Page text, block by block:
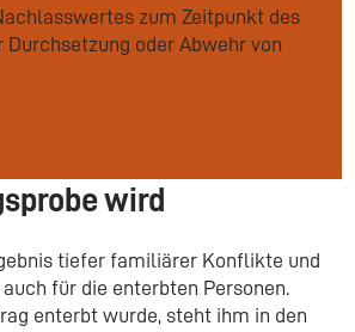
zum Zeitpunkt des
oder Abwehr von
wird
tiefer familiärer Konflikte und
für die enterbten Personen.
enterbt wurde, steht ihm in den